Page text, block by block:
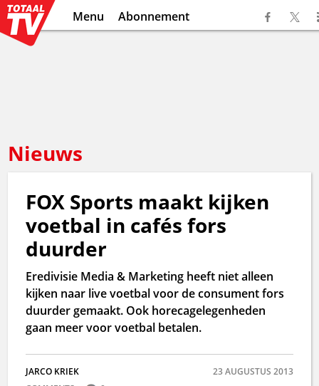
Menu Abonnement
Nieuws
FOX Sports maakt kijken
voetbal in cafés fors
duurder
Eredivisie Media & Marketing heeft niet alleen
kijken naar live voetbal voor de consument fors
duurder gemaakt. Ook horecagelegenheden
gaan meer voor voetbal betalen.
JARCO KRIEK
23 AUGUSTUS 2013